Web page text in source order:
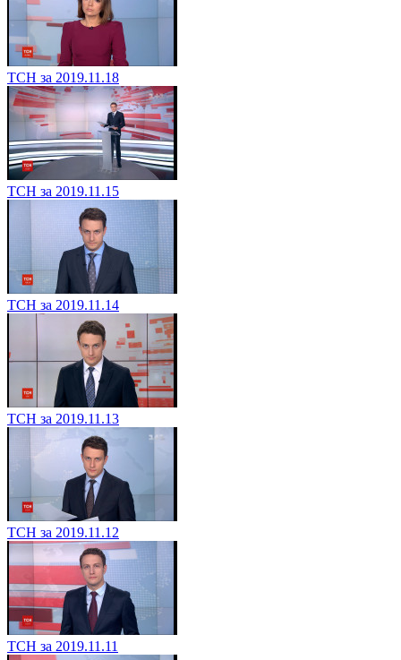
ТСН за 2019.11.18
ТСН за 2019.11.15
ТСН за 2019.11.14
ТСН за 2019.11.13
ТСН за 2019.11.12
ТСН за 2019.11.11